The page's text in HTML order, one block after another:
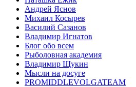
Андрей Яснов
Михаил Косырев
Василий Сазанов
Владимир Игнатов
Блог обо всем
Рыболовная академия
Владимир Щукин
Мысли на досуге
PROMIDDLEVOLGATEAM